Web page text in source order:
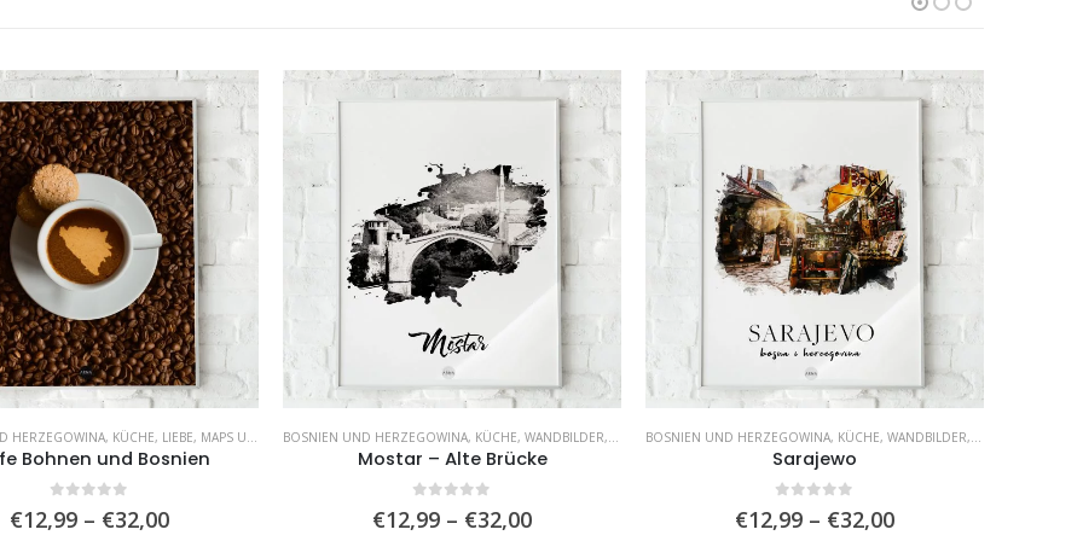
HERZEGOWINA, KÜCHE, LIEBE, MAPS UND STÄDTE ,WANDBILDER,WOHNZIMMER
Bohnen und Bosnien
€12,99 – €32,00Preisspanne:
BOSNIEN UND HERZEGOWINA, KÜCHE, WANDBILDER, WOHNZIMMER
Mostar – Alte Brücke
€12,99 – €32,00Preisspanne:
BOSNIEN UND HERZEGOWINA, KÜCHE, WANDBILDER, WOHNZIMMER
Sarajewo
€12,99 – €32,00Preisspanne: